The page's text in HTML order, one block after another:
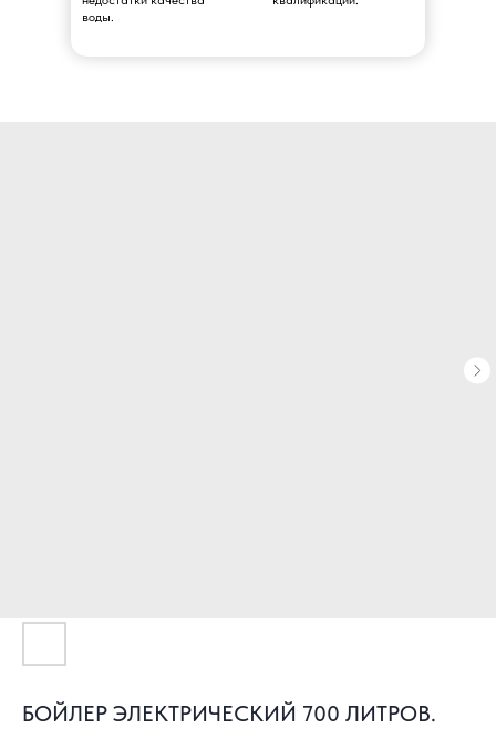
воды.
БОЙЛЕР ЭЛЕКТРИЧЕСКИЙ 700 ЛИТРОВ.